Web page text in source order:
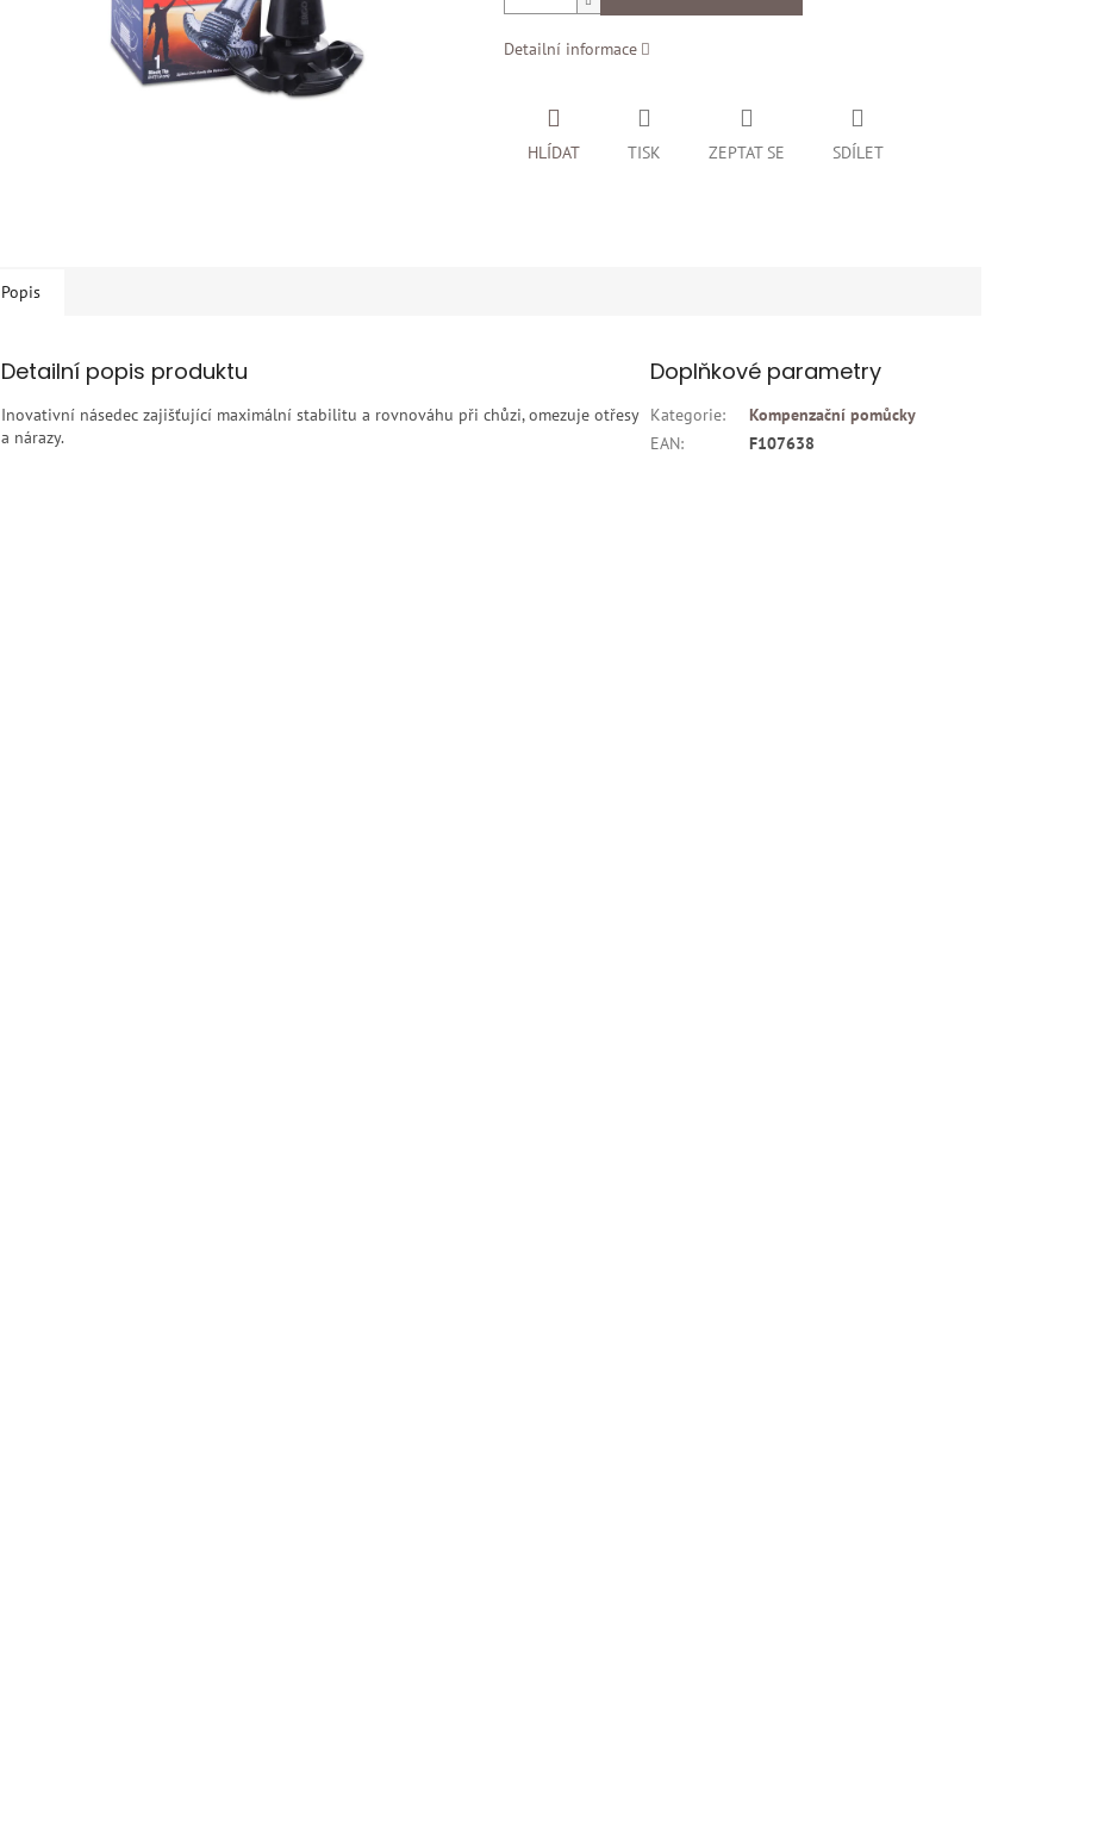
Detailní informace
TISK ZEPTAT SE
HLÍDAT SDÍLET
Popis
Detailní popis produktu
Inovativní násedec zajišťující maximální stabilitu a rovnováhu při chůzi, omezuje otřesy
a nárazy.
Doplňkové parametry
Kategorie:
Kompenzační pomůcky
EAN: F107638